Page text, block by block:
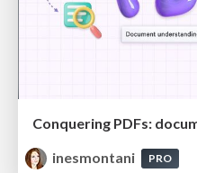
inesmontani
PRO